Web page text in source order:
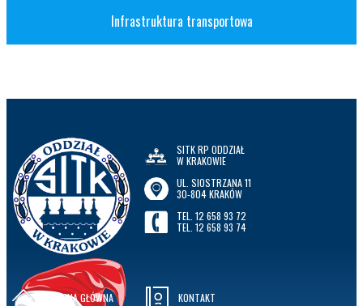
Infrastruktura transportowa
SITK RP ODDZIAŁ
W KRAKOWIE
UL. SIOSTRZANA 11
30-804 KRAKÓW
TEL. 12 658 93 72
TEL. 12 658 93 74
STRONA GŁÓWNA KONTAKT